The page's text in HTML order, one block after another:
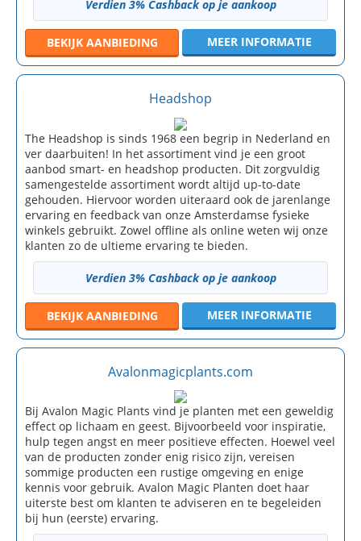
Verdien 3% Cashback op je aankoop
BEKIJK AANBIEDING MEER INFORMATIE
Headshop
The Headshop is sinds 1968 een begrip in Nederland en
ver daarbuiten! In het assortiment vind je een groot
aanbod smart- en headshop producten. Dit zorgvuldig
samengestelde assortiment wordt altijd up-to-date
gehouden. Hiervoor worden uiteraard ook de jarenlange
ervaring en feedback van onze Amsterdamse fysieke
winkels gebruikt. Zowel offline als online weten wij onze
klanten zo de ultieme ervaring te bieden.
Verdien 3% Cashback op je aankoop
BEKIJK AANBIEDING MEER INFORMATIE
Avalonmagicplants.com
Bij Avalon Magic Plants vind je planten met een geweldig
effect op lichaam en geest. Bijvoorbeeld voor inspiratie,
hulp tegen angst en meer positieve effecten. Hoewel veel
van de producten zonder enig risico zijn, vereisen
sommige producten een rustige omgeving en enige
kennis voor gebruik. Avalon Magic Planten doet haar
uiterste best om klanten te adviseren en te begeleiden
bij hun (eerste) ervaring.